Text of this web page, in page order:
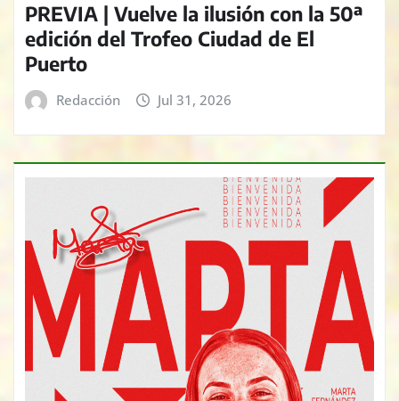
PREVIA | Vuelve la ilusión con la 50ª
edición del Trofeo Ciudad de El
Puerto
Redacción Jul 31, 2026